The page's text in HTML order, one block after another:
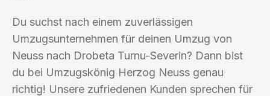
Du suchst nach einem zuverlässigen
Umzugsunternehmen für deinen Umzug von
Neuss nach Drobeta Turnu-Severin? Dann bist
du bei Umzugskönig Herzog Neuss genau
richtig! Unsere zufriedenen Kunden sprechen für